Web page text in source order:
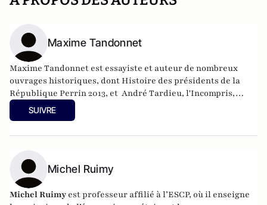
Maxime Tandonnet
Maxime Tandonnet est essayiste et auteur de nombreux
ouvrages historiques, dont Histoire des présidents de la
République Perrin 2013, et André Tardieu, l'Incompris,
Perrin 2019.
SUIVRE
Michel Ruimy
Michel Ruimy est professeur affilié à l’ESCP, où il enseigne